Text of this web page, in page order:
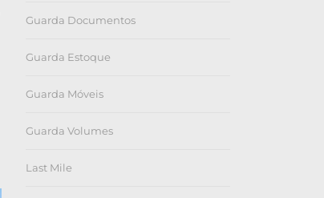
Guarda Documentos
Guarda Estoque
Guarda Móveis
Guarda Volumes
Last Mile